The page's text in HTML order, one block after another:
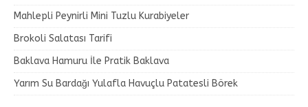
Mahlepli Peynirli Mini Tuzlu Kurabiyeler
Brokoli Salatası Tarifi
Baklava Hamuru İle Pratik Baklava
Yarım Su Bardağı Yulafla Havuçlu Patatesli Börek